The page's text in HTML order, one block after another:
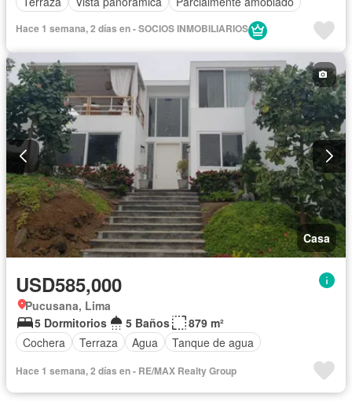
Hace 1 semana, 2 días en - SOCIOS INMOBILIARIOS
Casa
USD585,000
Pucusana, Lima
5 Dormitorios
5 Baños
879 m²
Cochera
Terraza Agua Tanque de agua
Hace 1 semana, 2 días en - RE/MAX Realty Group